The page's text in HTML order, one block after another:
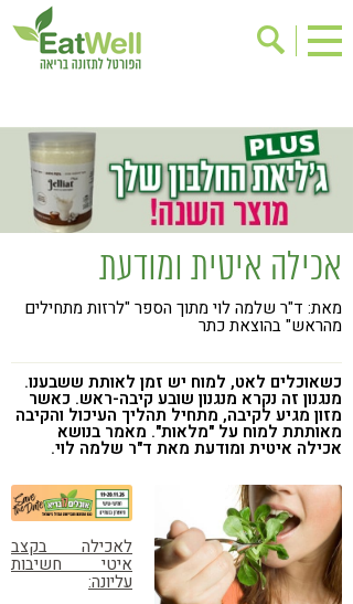
בישול בריא
אינדקס עסקים
ריפוי ומניעת מחלות
בריאות האישה
תוספי תזונה
מתכוני בריאות
אירועים
שינוי תזונתי
גישות בתזונה
דיאטה
ניקוי רעלים
מזונות על
ילדים
תזונה וספורט
הפרעות קשב & ריכוז
אכילה רגשית
קורונה
טבעונות
אכילה איטית ומודעת
מאת: ד"ר שלמה לוי מתוך הספר "לרזות מתחילים
מהראש" בהוצאת כתר
כשאוכלים לאט, למוח יש זמן לאותת ששבענו.
מנגנון זה נקרא מנגנון שובע קיבה-ראש. כאשר
מזון מגיע לקיבה, מתחיל תהליך העיכול והקיבה
מאותתת למוח על "מלאות". מאמר בנושא
אכילה איטית ומודעת מאת ד"ר שלמה לוי.
לאכילה בקצב
איטי חשיבות
עליונה: